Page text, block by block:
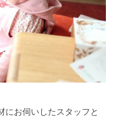
にお伺いしたスタッフと